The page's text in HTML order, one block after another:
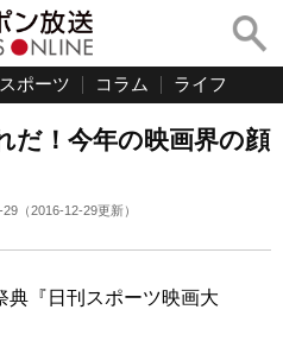
スポーツ コラム ライフ
だ！今年の映画界の顔
29 （2016-12-29更新）
典『日刊スポーツ映画大